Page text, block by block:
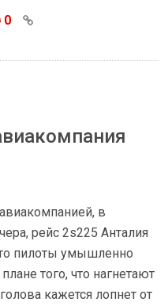
0
в
рейс 2s225 Анталия
пилоты умышленно
того, что нагнетают
кажется лопнет от